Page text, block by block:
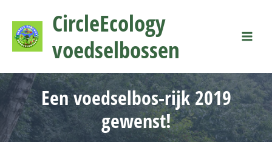
naar
CircleEcology
voedselbossen
Een voedselbos-rijk 2019
gewenst!